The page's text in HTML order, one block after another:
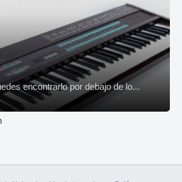
encontrarlo por debajo de lo...